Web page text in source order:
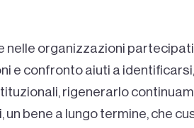
organizzazioni
e confronto aiuti a
rigenerarlo
un bene a lungo termine, che